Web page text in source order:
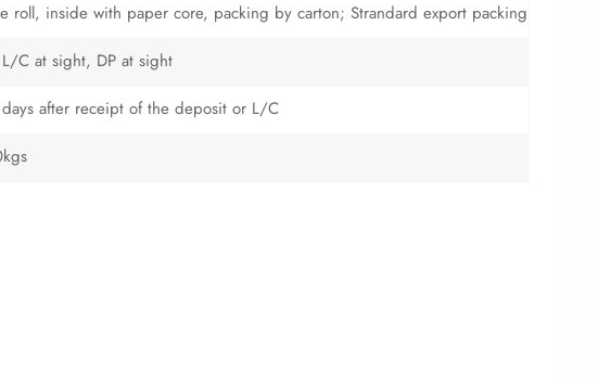
roll, inside with paper core, packing by carton; Strandard export packing
C at sight, DP at sight
days after receipt of the deposit or L/C